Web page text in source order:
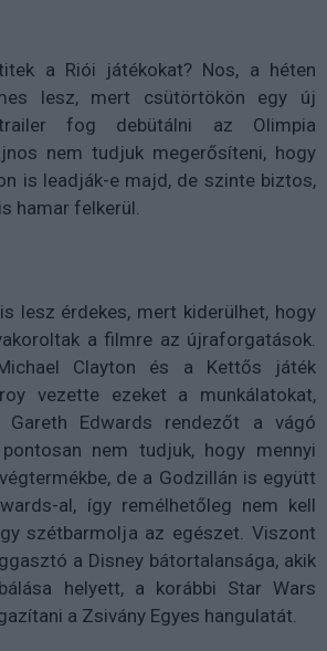
a Riói játékokat? Nos, a héten
lesz, mert csütörtökön egy új
fog debütálni az Olimpia
nem tudjuk megerősíteni, hogy
is leadják-e majd, de szinte biztos,
hamar felkerül.
lesz érdekes, mert kiderülhet, hogy
a filmre az újraforgatások.
Clayton és a Kettős játék
vezette ezeket a munkálatokat,
Edwards rendezőt a vágó
nem tudjuk, hogy mennyi
de a Godzillán is együtt
al, így remélhetőleg nem kell
szétbarmolja az egészet. Viszont
a Disney bátortalansága, akik
helyett, a korábbi Star Wars
a Zsivány Egyes hangulatát.